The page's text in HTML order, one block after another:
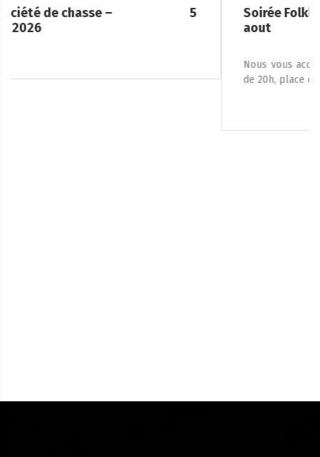
Soirée Folklorique – Brigueuil – Samedi 08
aout
Nous vous accueillons le samedi 8 août 2026, à partir
de 20h, place de la […]